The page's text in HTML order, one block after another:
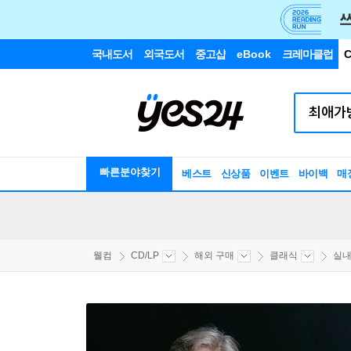
국내도서 외국도서 중고샵 eBook 크레마클럽
빠른분야찾기 베스트 신상품 이벤트 바이백 매
웰컴 CD/LP 해외 구매 클래식 실